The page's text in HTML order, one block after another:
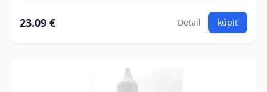
23.09 € Detail kúpiť